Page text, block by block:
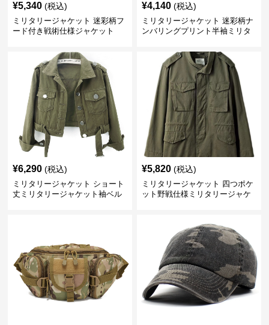
¥5,340 (税込)
ミリタリージャケット 迷彩柄フ
ード付き戦術仕様ジャケット
¥4,140 (税込)
ミリタリージャケット 迷彩柄ナ
ンバリングプリント半袖ミリタ
¥6,290 (税込)
ミリタリージャケット ショート
丈ミリタリージャケット袖ベル
¥5,820 (税込)
ミリタリージャケット 四つポケ
ット野戦仕様ミリタリージャケ